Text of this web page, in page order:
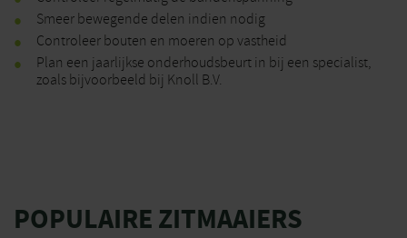
Smeer bewegende delen indien nodig
Controleer bouten en moeren op vastheid
Plan een jaarlijkse onderhoudsbeurt in bij een specialist,
zoals bijvoorbeeld bij Knoll B.V.
POPULAIRE ZITMAAIERS